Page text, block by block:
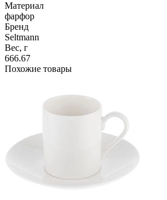
Материал
фарфор
Бренд
Seltmann
Вес, г
666.67
Похожие товары